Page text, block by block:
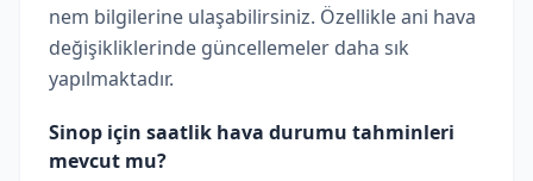
nem bilgilerine ulaşabilirsiniz. Özellikle ani hava
değişikliklerinde güncellemeler daha sık
yapılmaktadır.
Sinop için saatlik hava durumu tahminleri
mevcut mu?